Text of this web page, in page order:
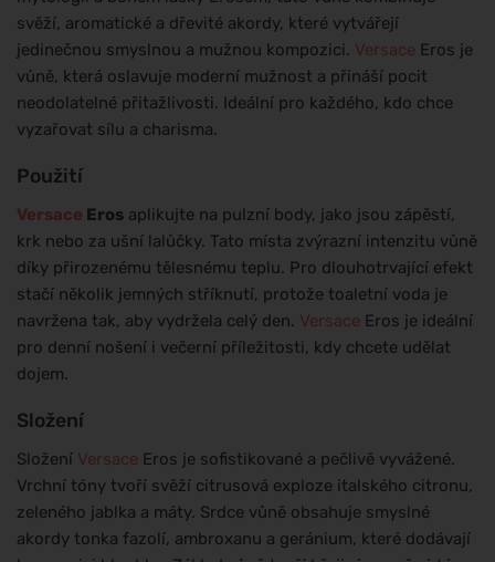
svěží, aromatické a dřevité akordy, které vytvářejí
jedinečnou smyslnou a mužnou kompozici. Versace Eros je
vůně, která oslavuje moderní mužnost a přináší pocit
neodolatelné přitažlivosti. Ideální pro každého, kdo chce
vyzařovat sílu a charisma.
Použití
Versace Eros aplikujte na pulzní body, jako jsou zápěstí,
krk nebo za ušní lalůčky. Tato místa zvýrazní intenzitu vůně
díky přirozenému tělesnému teplu. Pro dlouhotrvající efekt
stačí několik jemných stříknutí, protože toaletní voda je
navržena tak, aby vydržela celý den. Versace Eros je ideální
pro denní nošení i večerní příležitosti, kdy chcete udělat
dojem.
Složení
Složení Versace Eros je sofistikované a pečlivě vyvážené.
Vrchní tóny tvoří svěží citrusová exploze italského citronu,
zeleného jablka a máty. Srdce vůně obsahuje smyslné
akordy tonka fazolí, ambroxanu a geránium, které dodávají